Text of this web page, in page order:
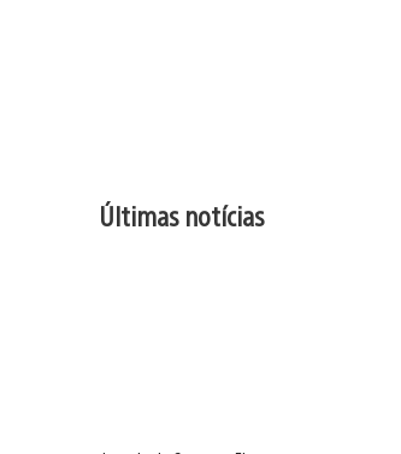
Últimas notícias